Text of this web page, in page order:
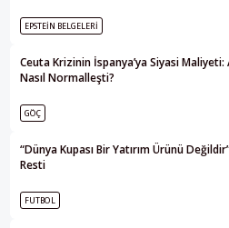
EPSTEIN BELGELERI
Ceuta Krizinin İspanya’ya Siyasi Maliyeti:
Nasıl Normalleşti?
GÖÇ
“Dünya Kupası Bir Yatırım Ürünü
Resti
FUTBOL